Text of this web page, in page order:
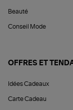
Beauté
Conseil Mode
OFFRES ET
Idées Cadeaux
Carte Cadeau